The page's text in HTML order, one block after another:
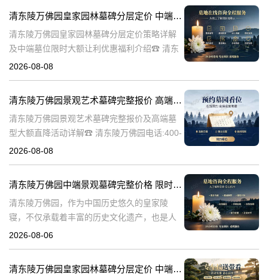
清东陵万佛园皇家园林墓碑分层定价 中端墓位限时大额让利详解及优惠福利
清东陵万佛园皇家园林墓碑分层定价策略详解
及中端墓位限时大额让利优惠福利介绍☎ 清东
陵万佛园电话:400-838-5063清东陵万佛园，作
2026-08-08
清东陵万佛园景观艺术墓碑完整报价 高端墓型大额直降活动详解
清东陵万佛园景观艺术墓碑完整报价及高端墓
型大额直降活动详解☎ 清东陵万佛园电话:400-
838-5063清东陵万佛园，作为中国历史悠久的
2026-08-08
清东陵万佛园中端景观墓碑完整价格 限时减免多年管理费详解
清东陵万佛园，作为中国历史悠久的皇家陵
寝，不仅承载着丰富的历史文化遗产，也是人
们缅怀先人、寄托哀思的重要场所。近年来，
清
2026-08-06
清东陵万佛园皇家园林墓碑分层定价 中端墓位限时大额让利详解